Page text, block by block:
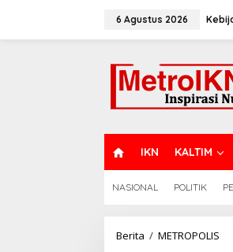
6 Agustus 2026
O
M
IKN KALTIM
NASIONAL POLITIK
Berita / METROPOLIS